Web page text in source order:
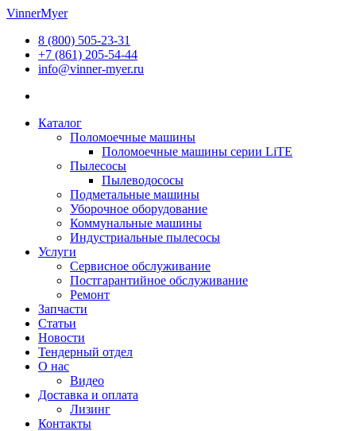
Перейти
содержимому
VinnerMyer
8 (800) 505-23-31
+7 (861) 205-54-44
info@vinner-myer.ru
Каталог
Поломоечные машины
Поломоечные машины серии LiTE
Пылесосы
Пылеводососы
Подметальные машины
Уборочное оборудование
Коммунальные машины
Индустриальные пылесосы
Услуги
Сервисное обслуживание
Постгарантийное обслуживание
Ремонт
Запчасти
Статьи
Новости
Тендерный отдел
О нас
Видео
Доставка и оплата
Лизинг
Контакты